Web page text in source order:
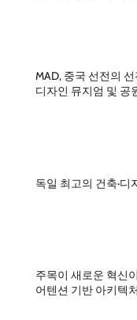
MAD, 중국 선전의
디자인 뮤지엄 및 공
독일 최고의 건축·디
주목이 새로운 혁신
어텐션 기반 아키텍